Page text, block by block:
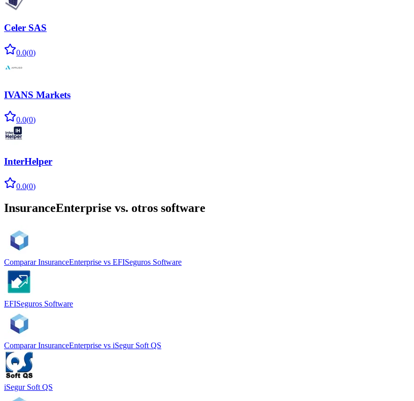
Celer SAS
0.0(0)
IVANS Markets
0.0(0)
InterHelper
0.0(0)
InsuranceEnterprise vs. otros software
Comparar InsuranceEnterprise vs EFISeguros Software
EFISeguros Software
Comparar InsuranceEnterprise vs iSegur Soft QS
iSegur Soft QS